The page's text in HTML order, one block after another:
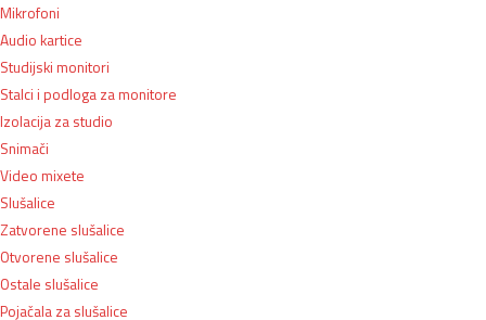
Mikrofoni
Audio kartice
Studijski monitori
Stalci i podloga za monitore
Izolacija za studio
Snimači
Video mixete
Slušalice
Zatvorene slušalice
Otvorene slušalice
Ostale slušalice
Pojačala za slušalice